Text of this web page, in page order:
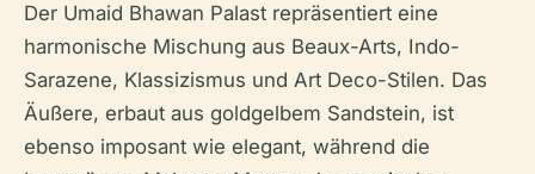
Der Umaid Bhawan Palast repräsentiert eine
harmonische Mischung aus Beaux-Arts, Indo-
Sarazene, Klassizismus und Art Deco-Stilen. Das
Äußere, erbaut aus goldgelbem Sandstein, ist
ebenso imposant wie elegant, während die